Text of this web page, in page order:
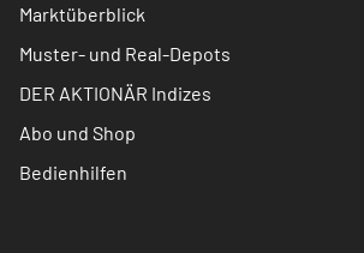
Marktüberblick
Muster- und Real-Depots
DER AKTIONÄR Indizes
Abo und Shop
Bedienhilfen